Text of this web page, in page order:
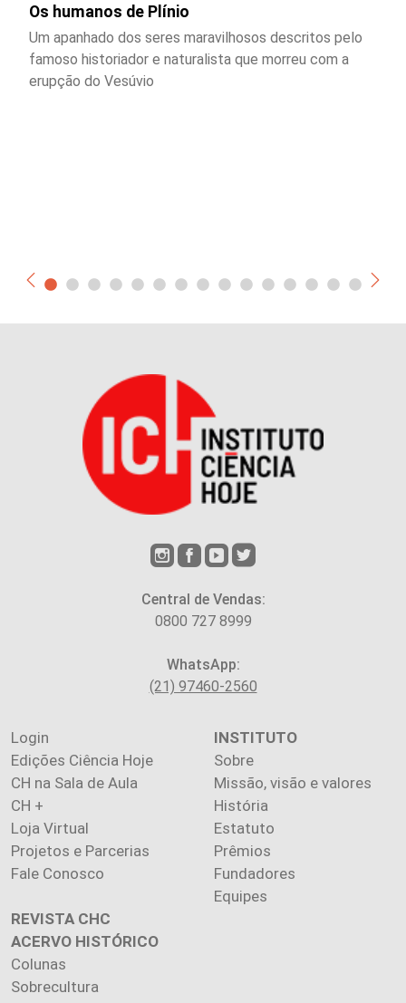
Os humanos de Plínio
Um apanhado dos seres maravilhosos descritos pelo
famoso historiador e naturalista que morreu com a
erupção do Vesúvio
Central de Vendas:
0800 727 8999
WhatsApp:
(21) 97460-2560
Login
Edições Ciência Hoje
CH na Sala de Aula
CH +
Loja Virtual
Projetos e Parcerias
Fale Conosco
INSTITUTO
Sobre
Missão, visão e valores
História
Estatuto
Prêmios
Fundadores
Equipes
REVISTA CHC
ACERVO HISTÓRICO
Colunas
Sobrecultura